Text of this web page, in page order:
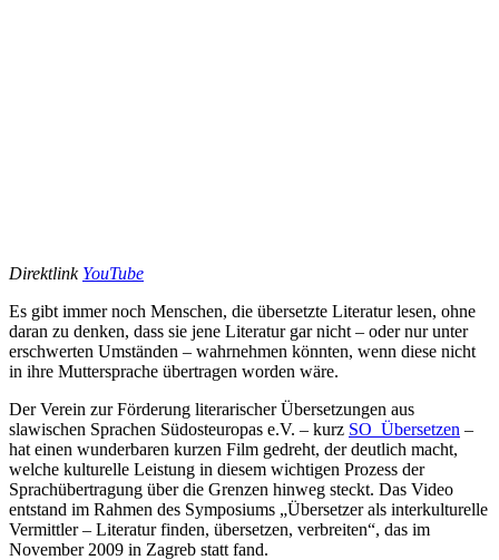
Direktlink YouTube
Es gibt immer noch Menschen, die übersetzte Literatur lesen, ohne
daran zu denken, dass sie jene Literatur gar nicht – oder nur unter
erschwerten Umständen – wahrnehmen könnten, wenn diese nicht
in ihre Muttersprache übertragen worden wäre.
Der Verein zur Förderung literarischer Übersetzungen aus
slawischen Sprachen Südosteuropas e.V. – kurz SO_Übersetzen –
hat einen wunderbaren kurzen Film gedreht, der deutlich macht,
welche kulturelle Leistung in diesem wichtigen Prozess der
Sprachübertragung über die Grenzen hinweg steckt. Das Video
entstand im Rahmen des Symposiums „Übersetzer als interkulturelle
Vermittler – Literatur finden, übersetzen, verbreiten“, das im
November 2009 in Zagreb statt fand.